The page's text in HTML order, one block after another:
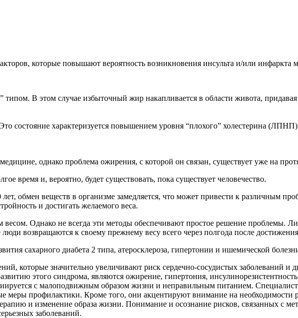
которые повышают вероятность возникновения инсульта и/или инфаркта
типом. В этом случае избыточный жир накапливается в области живота,
состояние характеризуется повышением уровня “плохого” холестерина
однако проблема ожирения, с которой он связан, существует уже на
время и, вероятно, будет существовать, пока существует человечество.
обмен веществ в организме замедляется, что может привести к различным
и достигать желаемого веса.
Однако не всегда эти методы обеспечивают простое решение проблемы.
возвращаются к своему прежнему весу всего через полгода после
сахарного диабета 2 типа, атеросклероза, гипертонии и ишемической
которые значительно увеличивают риск сердечно-сосудистых заболеваний и
этого синдрома, являются ожирение, гипертония,
с малоподвижным образом жизни и неправильным питанием.
меры профилактики. Кроме того, они акцентируют внимание на необходимости
и изменение образа жизни. Понимание и осознание рисков, связанных с
заболеваний.